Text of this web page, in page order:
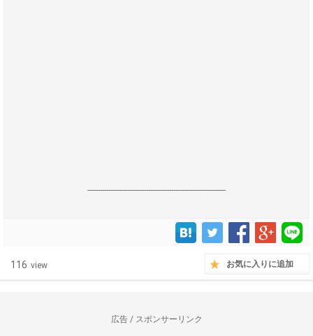
------------------------------------------------------------------
116 view お気に入りに追加
広告 / スポンサーリンク